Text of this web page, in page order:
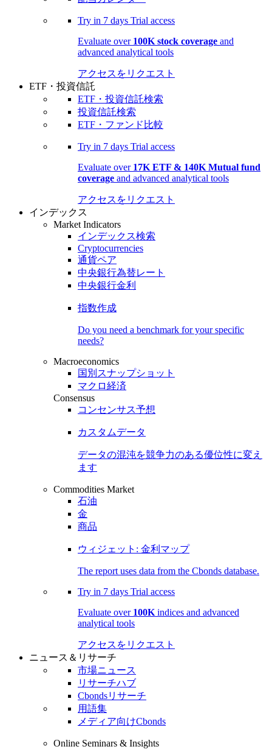
Try in 7 days Trial access
Evaluate over 100K stock coverage and
advanced analytical tools
アクセスをリクエスト
ETF・投資信託
ETF・投資信託検索
投資信託検索
ETF・ファンド比較
Try in 7 days Trial access
Evaluate over 17K ETF & 140K Mutual fund
coverage and advanced analytical tools
アクセスをリクエスト
インデックス
Market Indicators
インデックス検索
Cryptocurrencies
通貨ペア
中央銀行為替レート
中央銀行金利
指数作成
Do you need a benchmark for your specific
needs?
Macroeconomics
国別スナップショット
マクロ経済
Consensus
コンセンサス予想
カスタムデータ
データの混沌を競争力のある優位性に変え
ます
Commodities Market
石油
金
商品
ウィジェット: 金利マップ
The report uses data from the Cbonds database.
Try in 7 days Trial access
Evaluate over 100K indices and advanced
analytical tools
アクセスをリクエスト
ニュース＆リサーチ
市場ニュース
リサーチハブ
Cbondsリサーチ
用語集
メディア向けCbonds
Online Seminars & Insights